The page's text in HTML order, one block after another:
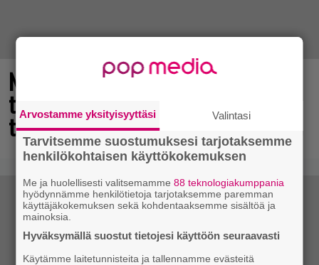
Nyt ilmaiseksi Steamissa – nappaa
tämä avaruusseikkailu välittömästi
talteen!
Arvostamme yksityisyyttäsi Valintasi
Tarvitsemme suostumuksesi tarjotaksemme
henkilökohtaisen käyttökokemuksen
Me ja huolellisesti valitsemamme88 teknologiakumppania
hyödynnämme henkilötietoja tarjotaksemme paremman
käyttäjäkokemuksen sekä kohdentaaksemme sisältöä ja
mainoksia.
Hyväksymällä suostut tietojesi käyttöön seuraavasti
Käytämme laitetunnisteita ja tallennamme evästeitä